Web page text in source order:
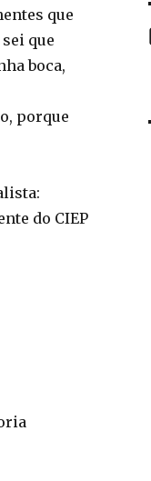
que
que
boca,
porque
do CIEP